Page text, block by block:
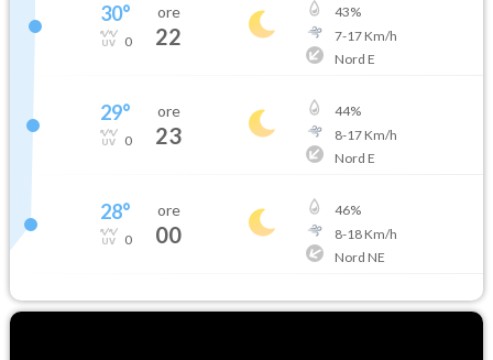
30°
0
ore
22
43%
7-17Km/h
Nord E
29°
0
ore
23
44%
8-17Km/h
Nord E
28°
0
ore
00
46%
8-18Km/h
Nord NE